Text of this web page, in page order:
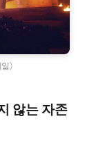
)
않는 자존